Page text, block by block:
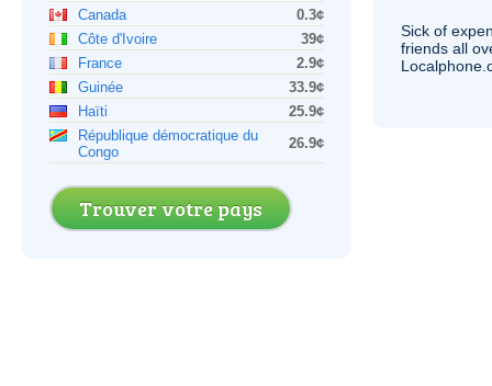
Canada
0.3¢
Côte d'Ivoire
39¢
France
2.9¢
Guinée
33.9¢
Haïti
25.9¢
République démocratique du
Congo
26.9¢
Trouver votre pays
Sick of
friends all